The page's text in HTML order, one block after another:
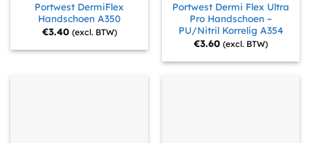
Portwest DermiFlex
Handschoen A350
€3.40 (excl. BTW)
Portwest Dermi Flex Ultra
Pro Handschoen –
PU/Nitril Korrelig A354
€3.60 (excl. BTW)